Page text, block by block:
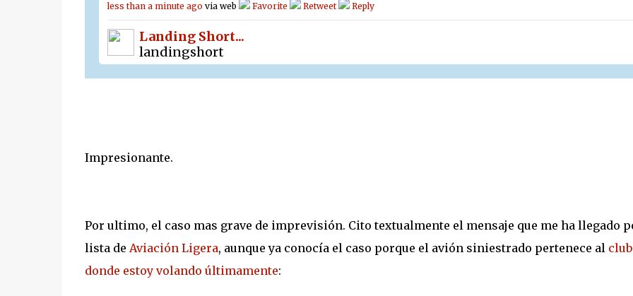
less than a minute ago via web Favorite Retweet Reply
Landing Short...
landingshort
Impresionante.
Por ultimo, el caso mas grave de imprevisión. Cito textualmente el mensaje que me ha llegado
lista de Aviación Ligera, aunque ya conocía el caso porque el avión siniestrado pertenece al club
donde estoy volando últimamente: